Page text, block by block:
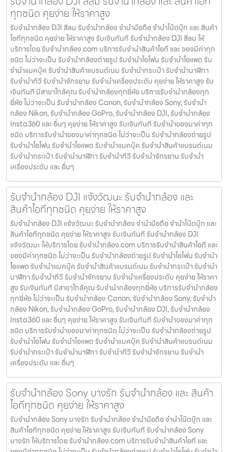
ทุกชนิด คุยง่าย ให้ราคาสูง
รับจำนำกล้อง DJI สีลม รับจํานํากล้อง จำนำมือถือ จำนำโน๊ตบุ๊ก และ สินค้า
ไอทีทุกชนิด คุยง่าย ให้ราคาสูง รับเงินทันที รับจำนำกล้อง DJI สีลม ให้
บริการโดย รับจํานํากล้อง.com บริการรับจํานําสินค้าไอที และ ของมีค่าทุก
ชนิด ไม่ว่าจะเป็น รับจํานํากล้องถ่ายรูป รับจํานําไอโฟน รับจํานําไอแพด รับ
จํานําแมคบุ๊ค รับจํานําสินค้าแบรนด์เนม รับจํานํากระเป๋า รับจํานํานาฬิกา
รับจํานําทีวี รับจํานําจักรยาน รับจํานําเครื่องประดับ คุยง่าย ให้ราคาสูง รับ
เงินทันที มีสาขาใกล้คุณ รับจำนำกล้องทุกยี่ห้อ บริการรับจำนำกล้องทุก
ยี่ห้อ ไม่ว่าจะเป็น รับจำนำกล้อง Canon, รับจำนำกล้อง Sony, รับจำนำ
กล้อง Nikon, รับจำนำกล้อง GoPro, รับจำนำกล้อง DJI, รับจำนำกล้อง
Insta360 และ อื่นๆ คุยง่าย ให้ราคาสูง รับเงินทันที รับจำนำของมาค่าทุก
ชนิด บริการรับจำนำของมาค่าทุกชนิด ไม่ว่าจะเป็น รับจํานํากล้องถ่ายรูป
รับจํานําไอโฟน รับจํานําไอแพด รับจํานําแมคบุ๊ค รับจํานําสินค้าแบรนด์เนม
รับจํานํากระเป๋า รับจํานํานาฬิกา รับจํานําทีวี รับจํานําจักรยาน รับจํานํา
เครื่องประดับ และ อื่นๆ
รับจำนำกล้อง DJI แจ้งวัฒนะ รับจํานํากล้อง และ
สินค้าไอทีทุกชนิด คุยง่าย ให้ราคาสูง
รับจำนำกล้อง DJI แจ้งวัฒนะ รับจํานํากล้อง จำนำมือถือ จำนำโน๊ตบุ๊ก และ
สินค้าไอทีทุกชนิด คุยง่าย ให้ราคาสูง รับเงินทันที รับจำนำกล้อง DJI
แจ้งวัฒนะ ให้บริการโดย รับจํานํากล้อง.com บริการรับจํานําสินค้าไอที และ
ของมีค่าทุกชนิด ไม่ว่าจะเป็น รับจํานํากล้องถ่ายรูป รับจํานําไอโฟน รับจํานํา
ไอแพด รับจํานําแมคบุ๊ค รับจํานําสินค้าแบรนด์เนม รับจํานํากระเป๋า รับจํานํา
นาฬิกา รับจํานําทีวี รับจํานําจักรยาน รับจํานําเครื่องประดับ คุยง่าย ให้ราคา
สูง รับเงินทันที มีสาขาใกล้คุณ รับจำนำกล้องทุกยี่ห้อ บริการรับจำนำกล้อง
ทุกยี่ห้อ ไม่ว่าจะเป็น รับจำนำกล้อง Canon, รับจำนำกล้อง Sony, รับจำนำ
กล้อง Nikon, รับจำนำกล้อง GoPro, รับจำนำกล้อง DJI, รับจำนำกล้อง
Insta360 และ อื่นๆ คุยง่าย ให้ราคาสูง รับเงินทันที รับจำนำของมาค่าทุก
ชนิด บริการรับจำนำของมาค่าทุกชนิด ไม่ว่าจะเป็น รับจํานํากล้องถ่ายรูป
รับจํานําไอโฟน รับจํานําไอแพด รับจํานําแมคบุ๊ค รับจํานําสินค้าแบรนด์เนม
รับจํานํากระเป๋า รับจํานํานาฬิกา รับจํานําทีวี รับจํานําจักรยาน รับจํานํา
เครื่องประดับ และ อื่นๆ
รับจำนำกล้อง Sony บางรัก รับจํานํากล้อง และ สินค้า
ไอทีทุกชนิด คุยง่าย ให้ราคาสูง
รับจำนำกล้อง Sony บางรัก รับจํานํากล้อง จำนำมือถือ จำนำโน๊ตบุ๊ก และ
สินค้าไอทีทุกชนิด คุยง่าย ให้ราคาสูง รับเงินทันที รับจำนำกล้อง Sony
บางรัก ให้บริการโดย รับจํานํากล้อง.com บริการรับจํานําสินค้าไอที และ